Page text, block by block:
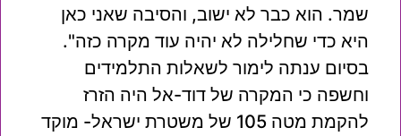
שמר. הוא כבר לא ישוב, והסיבה שאני כאן
היא כדי שחלילה לא יהיה עוד מקרה כזה".
בסיום ענתה לימור לשאלות התלמידים
וחשפה כי המקרה של דוד-אל היה הזרז
להקמת מטה 105 של משטרת ישראל- מוקד